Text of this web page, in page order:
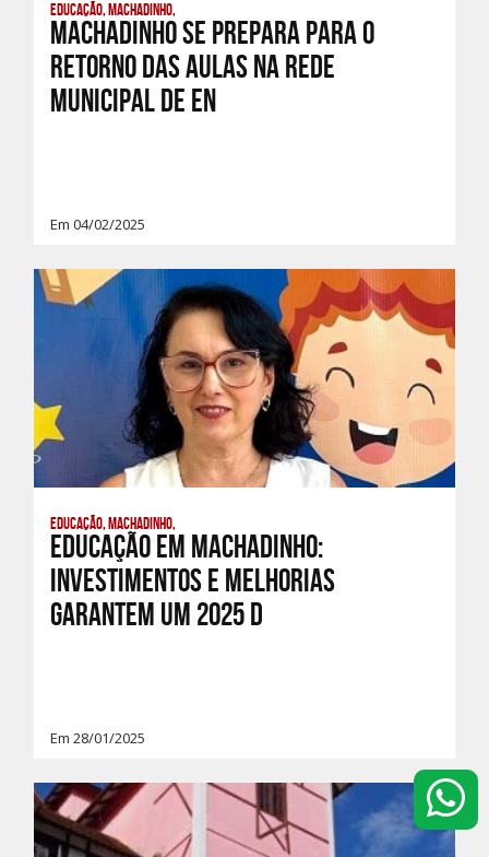
Educação, Machadinho,
Machadinho se prepara para o
Retorno das Aulas na Rede
Municipal de En
Em 04/02/2025
Educação, Machadinho,
Educação em Machadinho:
investimentos e melhorias
garantem um 2025 d
Em 28/01/2025